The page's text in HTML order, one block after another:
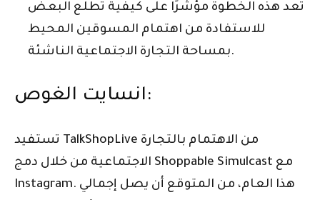
تعد هذه الخطوة مؤشرًا على كيفية تطلع البعض
للاستفادة من اهتمام المسوقين المحيط
بمساحة التجارة الاجتماعية الناشئة.
انسايت الغوص:
تستفيد TalkShopLive من الاهتمام بالتجارة
الاجتماعية من خلال دمج Shoppable Simulcast مع
Instagram. هذا العام، من المتوقع أن يصل إجمالي